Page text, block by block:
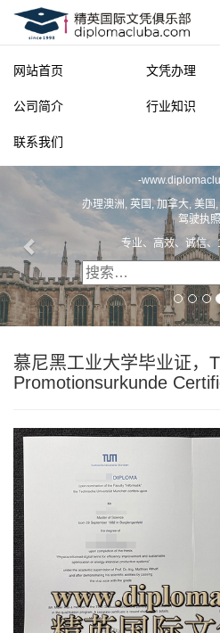
网站首页 文凭办理
公司简介 行业知识
联系我们
-
办理澳洲, 英国, 加拿大, 美国,
驾驶执照
专业、高效、诚信
慕尼黑工业大学毕业证，
Promotionsurkunde